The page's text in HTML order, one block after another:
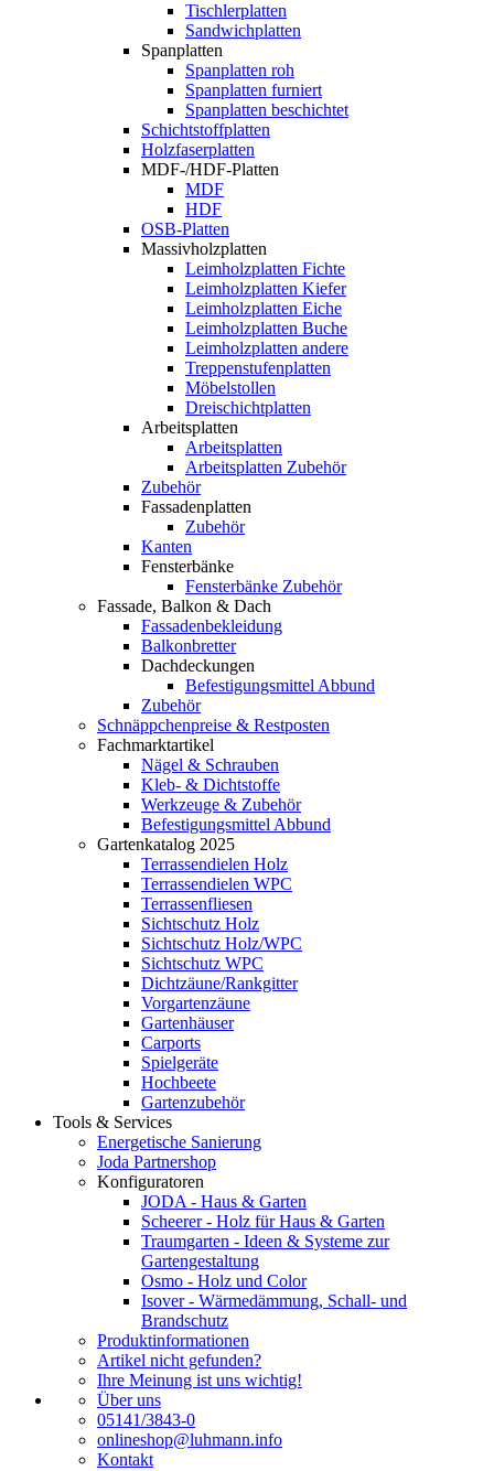
Tischlerplatten
Sandwichplatten
Spanplatten
Spanplatten roh
Spanplatten furniert
Spanplatten beschichtet
Schichtstoffplatten
Holzfaserplatten
MDF-/HDF-Platten
MDF
HDF
OSB-Platten
Massivholzplatten
Leimholzplatten Fichte
Leimholzplatten Kiefer
Leimholzplatten Eiche
Leimholzplatten Buche
Leimholzplatten andere
Treppenstufenplatten
Möbelstollen
Dreischichtplatten
Arbeitsplatten
Arbeitsplatten
Arbeitsplatten Zubehör
Zubehör
Fassadenplatten
Zubehör
Kanten
Fensterbänke
Fensterbänke Zubehör
Fassade, Balkon & Dach
Fassadenbekleidung
Balkonbretter
Dachdeckungen
Befestigungsmittel Abbund
Zubehör
Schnäppchenpreise & Restposten
Fachmarktartikel
Nägel & Schrauben
Kleb- & Dichtstoffe
Werkzeuge & Zubehör
Befestigungsmittel Abbund
Gartenkatalog 2025
Terrassendielen Holz
Terrassendielen WPC
Terrassenfliesen
Sichtschutz Holz
Sichtschutz Holz/WPC
Sichtschutz WPC
Dichtzäune/Rankgitter
Vorgartenzäune
Gartenhäuser
Carports
Spielgeräte
Hochbeete
Gartenzubehör
Tools & Services
Energetische Sanierung
Joda Partnershop
Konfiguratoren
JODA - Haus & Garten
Scheerer - Holz für Haus & Garten
Traumgarten - Ideen & Systeme zur
Gartengestaltung
Osmo - Holz und Color
Isover - Wärmedämmung, Schall- und
Brandschutz
Produktinformationen
Artikel nicht gefunden?
Ihre Meinung ist uns wichtig!
Über uns
05141/3843-0
onlineshop@luhmann.info
Kontakt